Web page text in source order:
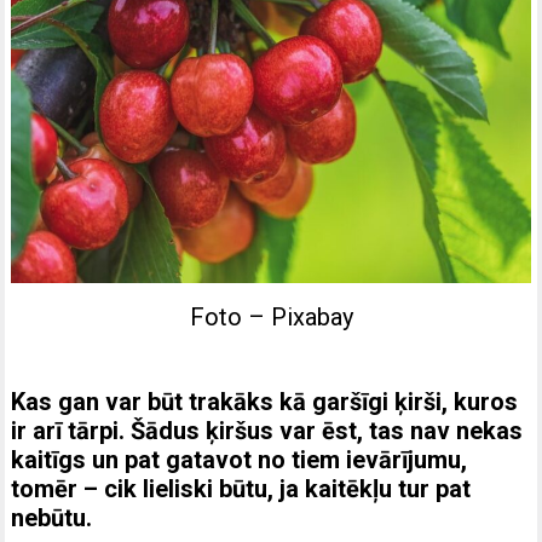
Foto – Pixabay
Kas gan var būt trakāks kā garšīgi ķirši, kuros
ir arī tārpi. Šādus ķiršus var ēst, tas nav nekas
kaitīgs un pat gatavot no tiem ievārījumu,
tomēr – cik lieliski būtu, ja kaitēkļu tur pat
nebūtu.